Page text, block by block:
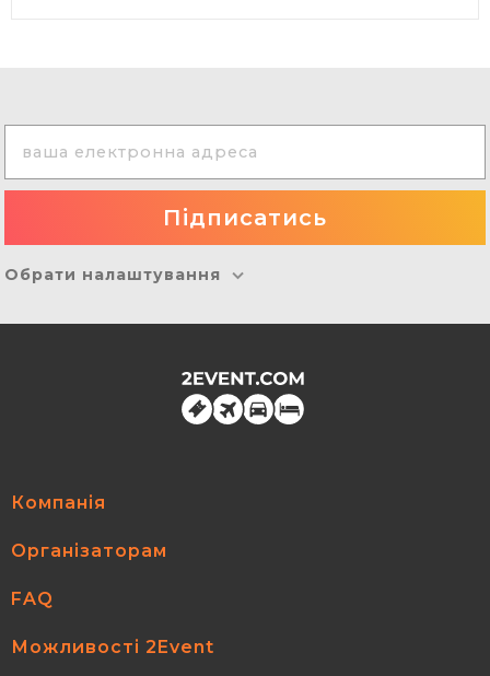
Обрати налаштування
Компанія
Організаторам
FAQ
Можливості 2Event